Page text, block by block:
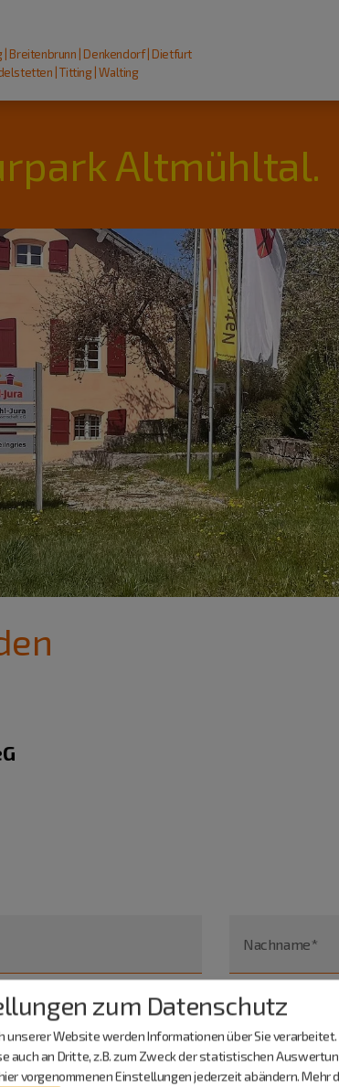
Breitenbrunn | Denkendorf | Dietfurt
| Titting | Walting
Altmühltal.
Nachname*
zum Datenschutz
unserer Website werden Informationen über Sie
auch an Dritte, z.B. zum Zweck der statistischen
vorgenommenen Einstellungen jederzeit abändern. Mehr